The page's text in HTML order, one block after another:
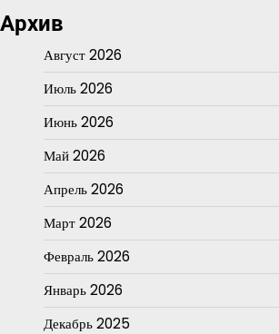
Архив
Август 2026
Июль 2026
Июнь 2026
Май 2026
Апрель 2026
Март 2026
Февраль 2026
Январь 2026
Декабрь 2025